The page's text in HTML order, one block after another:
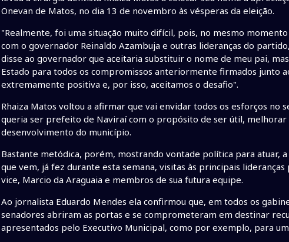
Onevan de Matos, no dia 13 de novembro às vésperas da eleição.
"Realmente, foi uma situação muito difícil, pois, no mesmo
com o governador Reinaldo Azambuja e outras lideranças do
disse ao governador que aceitaria substituir o nome de meu pai,
Estado para todos os compromissos anteriormente firmados junto
extremamente positiva e, por isso, aceitamos o desafio".
Rhaiza Matos voltou a afirmar que vai envidar todos os esforços no
queria ser prefeito de Naviraí com o propósito de ser útil, melhorar
desenvolvimento do município.
Bastante metódica, porém, mostrando vontade política para atuar,
que vem, já fez durante esta semana, visitas às principais
vice, Marcio da Araguaia e membros de sua futura equipe.
Ao jornalista Eduardo Mendes ela confirmou que, em todos os
senadores abriram as portas e se comprometeram em destinar
apresentados pelo Executivo Municipal, como por exemplo, para